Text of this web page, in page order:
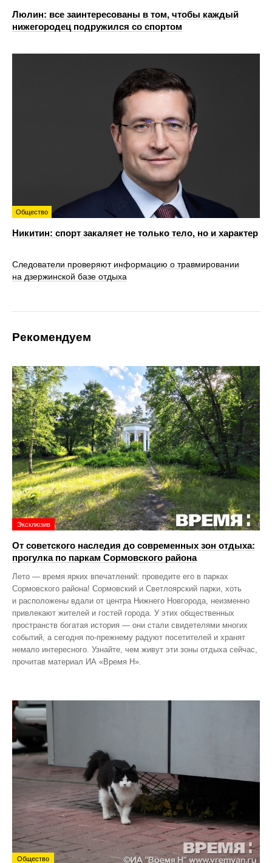
Люлин: все заинтересованы в том, чтобы каждый
нижегородец подружился со спортом
Общество
Никитин: спорт закаляет не только тело, но и характер
Следователи проверяют информацию о травмировании
на дзержинской базе отдыха
Рекомендуем
Эксклюзив
От советского наследия до современных зон отдыха:
прогулка по паркам Сормовского района
Лето — время ярких впечатлений: проведите его в парках
Сормовского района! Сормовский и Светлоярский парки, хоть
и расположены вдали от центра Нижнего Новгорода, неизменно
привлекают жителей и гостей города. У этих общественных
пространств богатая история — они стали свидетелями многих
событий, а сегодня по‑прежнему радуют посетителей и хранят
немало интересного. Узнайте, чем живут эти зоны отдыха сейчас,
прочитав материал ИА «Время Н».
Общество